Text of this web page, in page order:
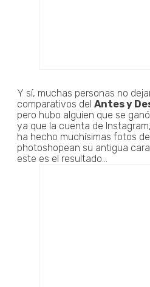
Y sí, muchas personas no
comparativos del Antes y
pero hubo alguien que se
ya que la cuenta de
ha hecho muchísimas fotos
photoshopean su antigua
este es el resultado...